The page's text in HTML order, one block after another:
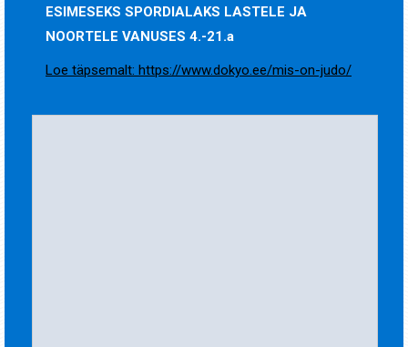
ESIMESEKS SPORDIALAKS LASTELE JA
NOORTELE VANUSES 4.-21.a
Loe täpsemalt: https://www.dokyo.ee/mis-on-judo/